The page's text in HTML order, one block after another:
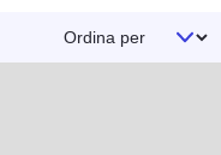
Ordina per